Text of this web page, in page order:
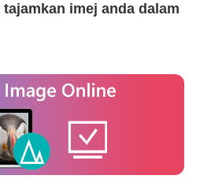
tajamkan imej anda dalam